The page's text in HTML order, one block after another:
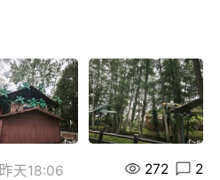
昨天18:06 272 2